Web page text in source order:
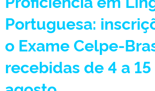
Portuguesa:
o Exame Celpe-
recebidas de 4 a